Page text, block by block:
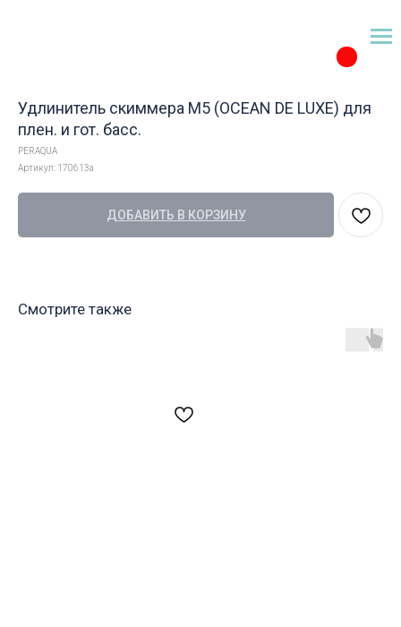
Удлинитель скиммера М5 (OCEAN DE LUXE) для
плен. и гот. басс.
PERAQUA
Артикул: 170613a
ДОБАВИТЬ В КОРЗИНУ
Смотрите также